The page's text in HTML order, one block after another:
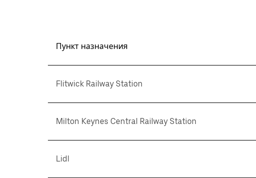
Пункт назначения
Flitwick Railway Station
Milton Keynes Central Railway Station
Lidl